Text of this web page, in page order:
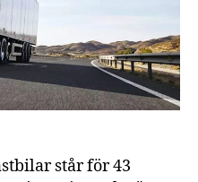
tyngd
inte
längre
hinder
står för 43